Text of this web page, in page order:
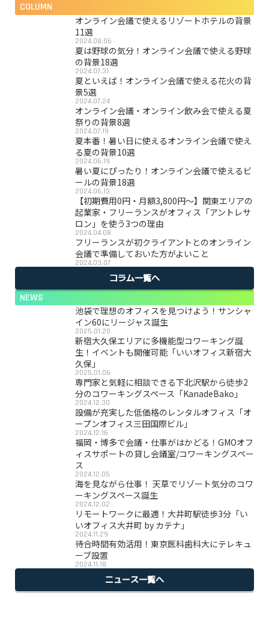
COLUMN
オンライン会議で使えるリゾートホテルの背景
11選
2024.08.06
夏は野球の気分！オンライン会議で使える野球
の背景18選
2024.07.31
夏といえば！オンライン会議で使える花火の背
景5選
2024.07.24
オンライン会議・オンライン飲み会で使える夏
祭りの背景8選
2024.07.19
夏本番！暑い日に使えるオンライン会議で使え
る夏の背景10選
2024.06.19
暑い夏にぴったり！オンライン会議で使えるビ
ールの背景18選
2024.06.13
【初期費用0円・月額3,800円〜】関東エリアの
起業家・フリーランスがオフィス「アントレサ
ロン」を使う3つの理由
2024.04.08
フリーランスが初クライアントとのオンライン
会議で準備しておいた方がよいこと
2024.03.07
コラム一覧へ
NEWS
池袋で理想のオフィスを見つけよう！サンシャ
イン60にリージャス誕生
2025.01.20
新宿大久保エリアに多機能型コワーキング誕
生！イベントも開催可能「いいオフィス新宿大
久保」
2025.01.06
専門家と気軽に相談できる下北沢駅から徒歩2
分のコワーキングスペース「KanadeBako」
2024.12.30
設備が充実した低価格のレンタルオフィス「オ
ープンオフィス三田国際ビル」
2024.12.16
福岡・博多で会議・仕事がはかどる！GMOオフ
ィスサポートの貸し会議室/コワーキングスペー
ス
2024.12.05
海を見ながら仕事！ 天草でリゾート気分のコワ
ーキングスペース誕生
2024.12.02
リモートワークに最適！大井町駅徒歩3分「い
いオフィス大井町 by カテナ」
2024.11.29
待合時間有効活用！東京医科歯科大にテレキュ
ーブ設置
2024.11.18
ニュース一覧へ